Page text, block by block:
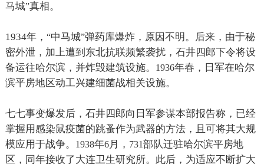
马城”真相。
1934年， “中马城”弹药库爆炸，原因不明。后来，由于秘
密外泄，加上遭到东北抗联频繁袭扰，石井四郎下令将设
备运往哈尔滨，并炸毁建筑设施。
1936年春，日军在哈尔
滨平房地区动工兴建细菌战相关设施。
七七事变爆发后，石井四郎向日军参谋本部报告称，已经
掌握用感染鼠疫菌的跳蚤作为武器的方法，且可将其大规
模应用于战争。
1938年6月， 731部队迁驻哈尔滨平房地
区，同年接收了大连卫生研究所。此后，为适应不断扩大